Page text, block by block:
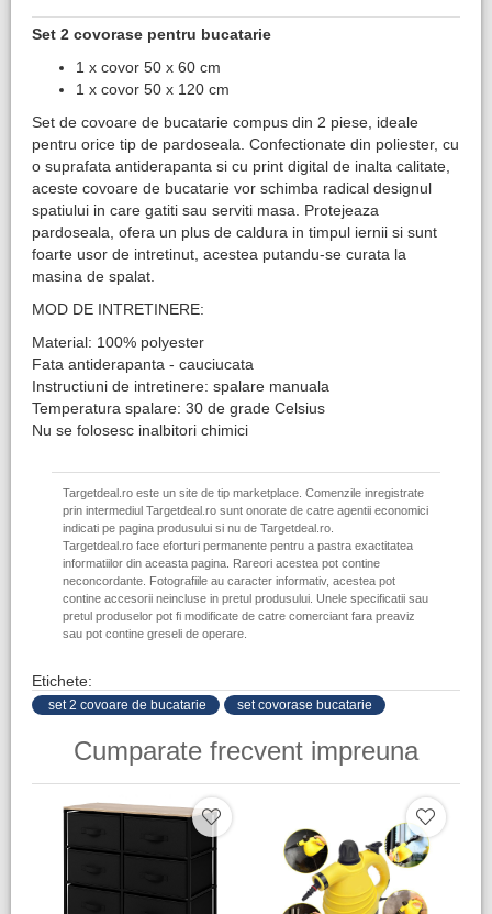
Set 2 covorase pentru bucatarie
1 x covor 50 x 60 cm
1 x covor 50 x 120 cm
Set de covoare de bucatarie compus din 2 piese, ideale
pentru orice tip de pardoseala. Confectionate din poliester, cu
o suprafata antiderapanta si cu print digital de inalta calitate,
aceste covoare de bucatarie vor schimba radical designul
spatiului in care gatiti sau serviti masa. Protejeaza
pardoseala, ofera un plus de caldura in timpul iernii si sunt
foarte usor de intretinut, acestea putandu-se curata la
masina de spalat.
MOD DE INTRETINERE:
Material: 100% polyester
Fata antiderapanta - cauciucata
Instructiuni de intretinere: spalare manuala
Temperatura spalare: 30 de grade Celsius
Nu se folosesc inalbitori chimici
Targetdeal.ro este un site de tip marketplace. Comenzile inregistrate
prin intermediul Targetdeal.ro sunt onorate de catre agentii economici
indicati pe pagina produsului si nu de Targetdeal.ro.
Targetdeal.ro face eforturi permanente pentru a pastra exactitatea
informatiilor din aceasta pagina. Rareori acestea pot contine
neconcordante. Fotografiile au caracter informativ, acestea pot
contine accesorii neincluse in pretul produsului. Unele specificatii sau
pretul produselor pot fi modificate de catre comerciant fara preaviz
sau pot contine greseli de operare.
Etichete:
​ set 2 covoare de bucatarie set covorase bucatarie
Cumparate frecvent impreuna